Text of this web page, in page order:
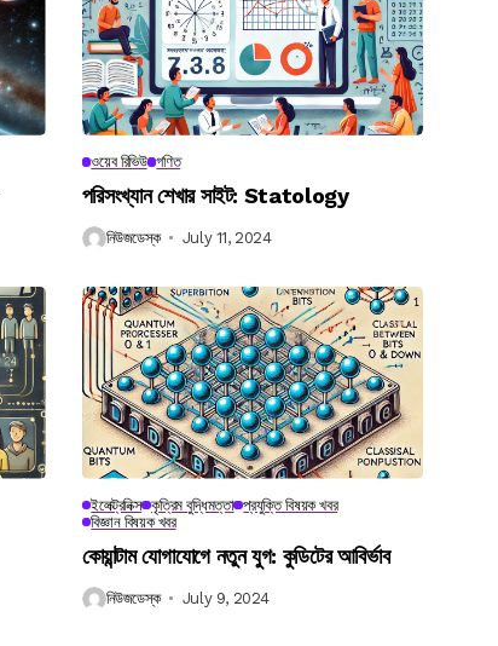
ওয়েব রিভিউ গণিত
পরিসংখ্যান শেখার সাইট: Statology
নিউজডেস্ক July 11, 2024
ইলেক্ট্রনিক্স কৃত্রিম বুদ্ধিমত্তা প্রযুক্তি বিষয়ক খবর
বিজ্ঞান বিষয়ক খবর
কোয়ান্টাম যোগাযোগে নতুন যুগ: কুডিটের আবির্ভাব
নিউজডেস্ক July 9, 2024